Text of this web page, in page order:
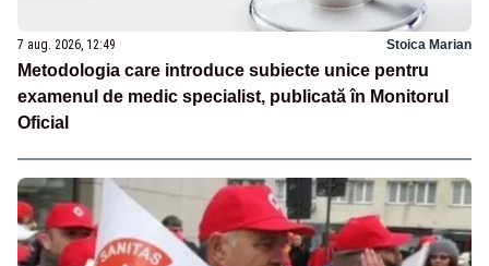
7 aug. 2026, 12:49 Stoica Marian
Metodologia care introduce subiecte unice pentru
examenul de medic specialist, publicată în Monitorul
Oficial